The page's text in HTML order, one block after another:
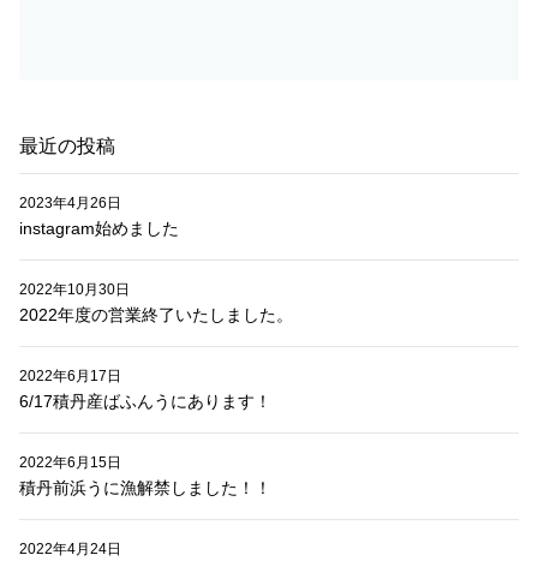
最近の投稿
instagram始めました
2023年4月26日
2022年度の営業終了いたしました。
2022年10月30日
6/17積丹産ばふんうにあります！
2022年6月17日
積丹前浜うに漁解禁しました！！
2022年6月15日
2022年4月24日